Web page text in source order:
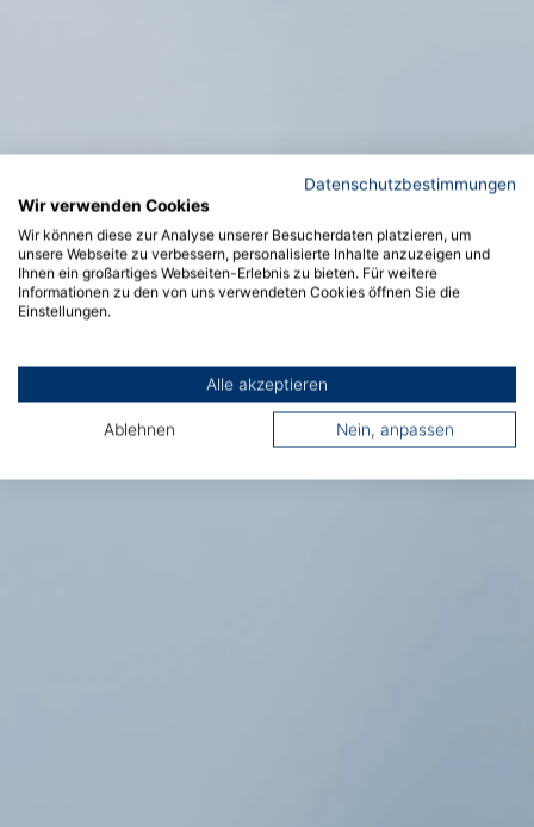
Datenschutzbestimmungen
Wir verwenden Cookies
Wir können diese zur Analyse unserer Besucherdaten platzieren, um
unsere Webseite zu verbessern, personalisierte Inhalte anzuzeigen und
Ihnen ein großartiges Webseiten-Erlebnis zu bieten. Für weitere
Informationen zu den von uns verwendeten Cookies öffnen Sie die
Einstellungen.
Alle akzeptieren
Ablehnen Nein, anpassen